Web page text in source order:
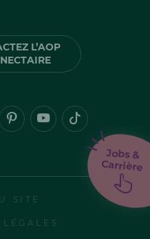
Jobs &
Carrière
SITE
L’AOP